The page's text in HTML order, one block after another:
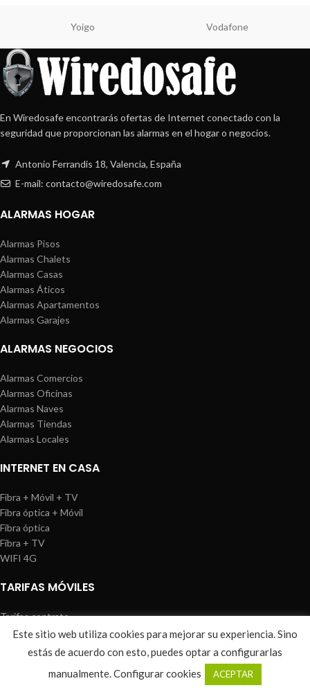
Yoigo Vodafone
En Wiredosafe encontrarás ofertas de Internet conectado con la
seguridad que proporcionan las alarmas en el hogar o negocios.
Antonio Ferrandis 18, Valencia, España
E-mail: contacto@wiredosafe.com
ALARMAS HOGAR
Alarmas Pisos
Alarmas Chalets
Alarmas Casas
Alarmas Áticos
Alarmas Apartamentos
Alarmas Garajes
ALARMAS NEGOCIOS
Alarmas Comercios
Alarmas Oficinas
Alarmas Naves
Alarmas Tiendas
Alarmas Locales
INTERNET EN CASA
Fibra + Móvil + TV
Fibra óptica + Móvil
Fibra óptica
Fibra + TV
WIFI 4G
TARIFAS MÓVILES
Tarifas contrato
Tarifas prepago
WIREDOSAFE Aviso Legal Política de Cookies |Sitemap
Este sitio web utiliza cookies para mejorar su experiencia. Sino
estás de acuerdo con esto, puedes optar a configurarlas
manualmente.Configurar cookies ACEPTAR